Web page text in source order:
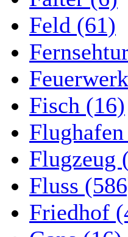
Feld (61)
Fisch (16)
Flugzeug
Fluss
Friedhof